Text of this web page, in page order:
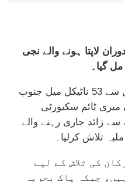
لاپتا ہونے والے نجی
گیا۔
طیارے کا ملبہ اوڑمارہ کے ساحل سے 53 ناٹیکل میل جنوب
میری ٹائم سکیورٹی
سمندر میں 12 گھنٹے سے زائد جاری رہنے والے
تلاش کرلیا۔
کی تلاش کے لیے
جبکہ پاک بحریہ